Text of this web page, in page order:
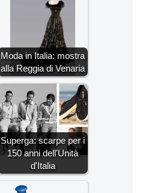
Moda in Italia: mostra
alla Reggia di Venaria
Superga: scarpe per i
150 anni dell'Unità
d'Italia